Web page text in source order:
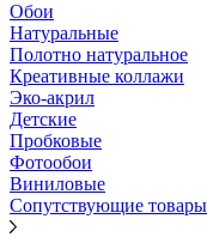
Обои
Натуральные
Полотно натуральное
Креативные коллажи
Эко-акрил
Детские
Пробковые
Фотообои
Виниловые
Сопутствующие товары